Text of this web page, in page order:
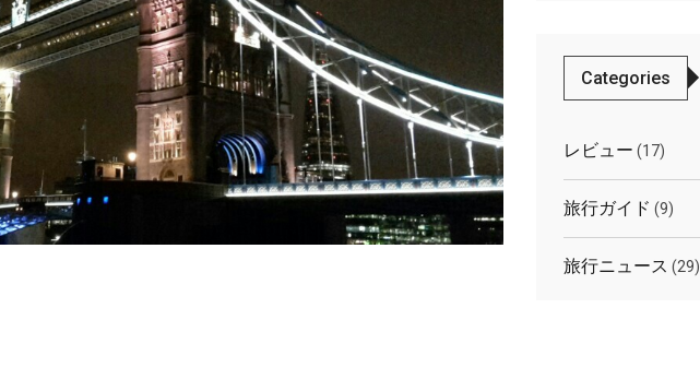
Categories
レビュー (17)
旅行ガイド (9)
旅行ニュース (29)